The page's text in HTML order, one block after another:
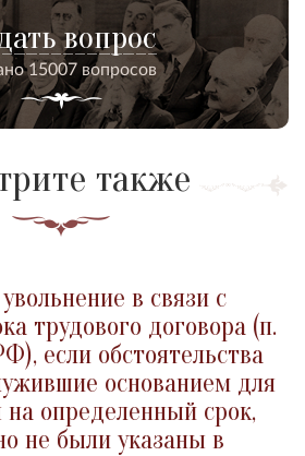
вопрос
15007 вопросов
также
в связи с
трудового договора (п.
если обстоятельства
основанием для
на определенный срок,
не были указаны в